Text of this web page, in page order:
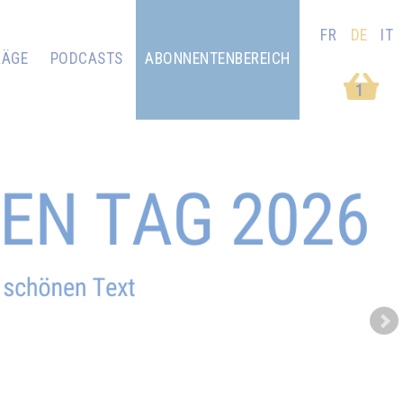
PODCASTS
1
ABONNENTENBEREICH
FR DE IT
Next